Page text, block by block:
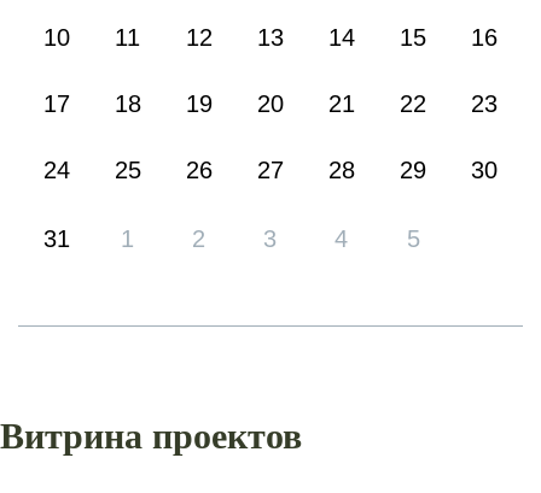
10 11 12 13 14 15 16
17 18 19 20 21 22 23
24 25 26 27 28 29 30
31 1 2 3 4 5
Витрина проектов